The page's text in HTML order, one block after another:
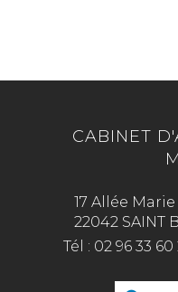
CABINET
17 Allée
22042 SAINT
Tél : 02 96 33 60